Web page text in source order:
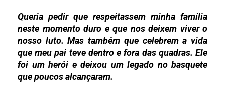
Queria pedir que respeitassem minha família
neste momento duro e que nos deixem viver o
nosso luto. Mas também que celebrem a vida
que meu pai teve dentro e fora das quadras. Ele
foi um herói e deixou um legado no basquete
que poucos alcançaram.